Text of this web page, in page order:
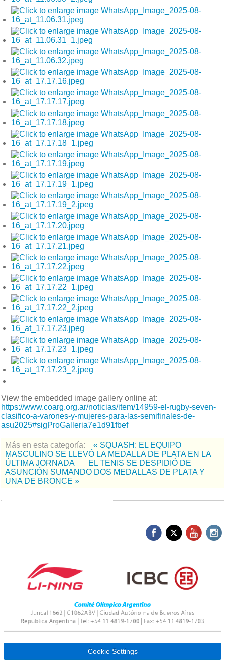
View the embedded image gallery online at:
https://www.coarg.org.ar/noticias/item/14959-el-rugby-seven-
clasifico-a-varones-y-mujeres-para-las-semifinales-de-
asu2025#sigProGalleria7e1d91fbef
Más en esta categoría:
« SQUASH: EL EQUIPO
MASCULINO SE LLEVÓ LA MEDALLA DE PLATA EN LA
ÚLTIMA JORNADA
EL TENIS SE DESPIDIÓ DE
ASUNCIÓN SUMANDO DOS MEDALLAS DE PLATA Y
UNA DE BRONCE »
Cookie Settings